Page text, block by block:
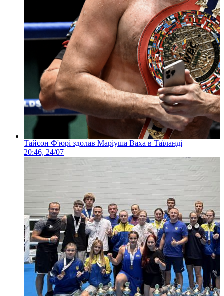
Тайсон Ф'юрі здолав Маріуша Ваха в Таїланді
20:46, 24/07